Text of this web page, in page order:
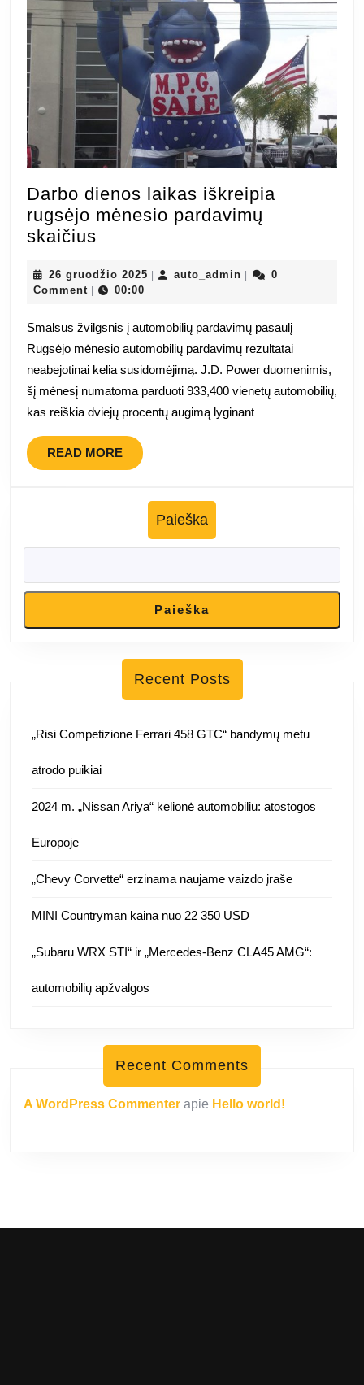
Darbo dienos laikas iškreipia
rugsėjo mėnesio pardavimų
skaičius
laikas
iškreipia
rugsėjo
mėnesio
pardavimų
skaičius
26 gruodžio 2025 26
auto_admin auto_admin
0
Comment
00:00
Smalsus žvilgsnis į automobilių pardavimų pasaulį
Rugsėjo mėnesio automobilių pardavimų rezultatai
neabejotinai kelia susidomėjimą. J.D. Power duomenimis,
šį mėnesį numatoma parduoti 933,400 vienetų automobilių,
kas reiškia dviejų procentų augimą lyginant
READ MOREREAD
MORE
Paieška
Paieška
Recent Posts
„Risi Competizione Ferrari 458 GTC“ bandymų metu
atrodo puikiai
2024 m. „Nissan Ariya“ kelionė automobiliu: atostogos
Europoje
„Chevy Corvette“ erzinama naujame vaizdo įraše
MINI Countryman kaina nuo 22 350 USD
„Subaru WRX STI“ ir „Mercedes-Benz CLA45 AMG“:
automobilių apžvalgos
Recent Comments
A WordPress Commenter apie Hello world!